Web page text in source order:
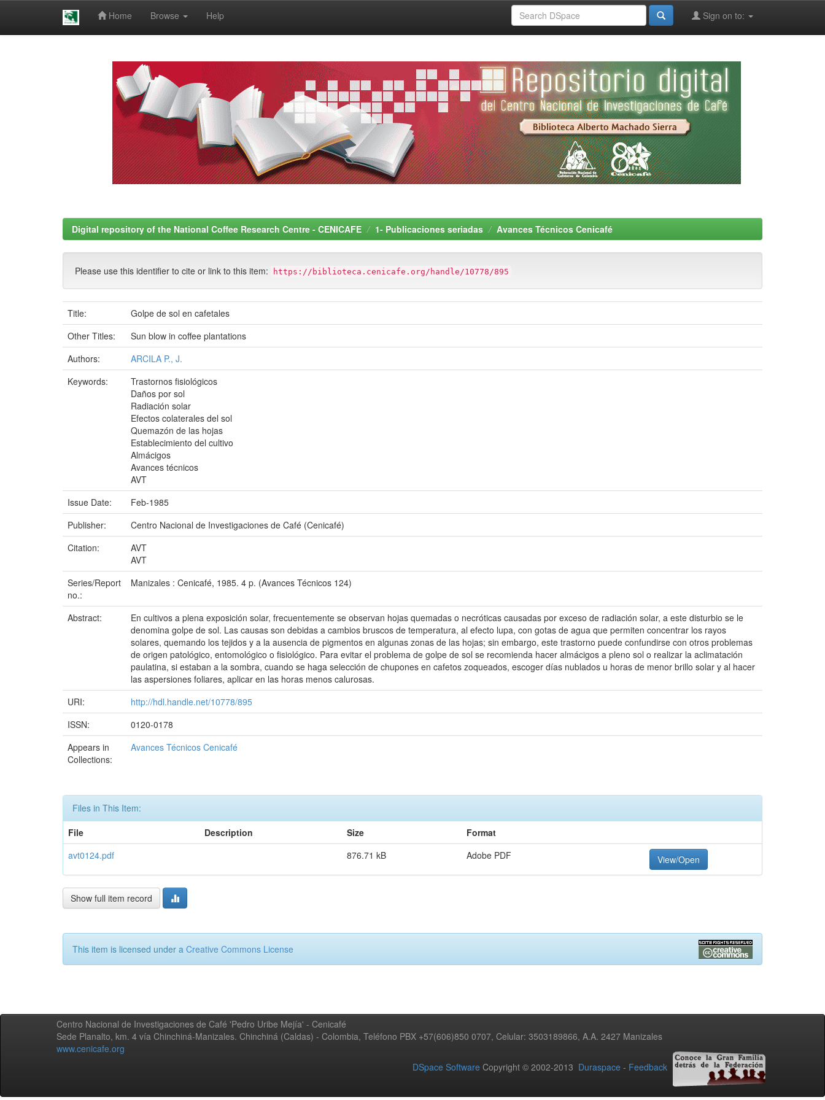
Home Browse Help Sign on to:
Digital repository of the National Coffee Research Centre - CENICAFE 1- Publicaciones seriadas Avances Técnicos Cenicafé
Please use this identifier to cite or link to this item: https://biblioteca.cenicafe.org/handle/10778/895
Title:
Golpe de sol en cafetales
Other Titles:
Sun blow in coffee plantations
Authors:
ARCILA P., J.
Keywords:
Trastornos fisiológicos
Daños por sol
Radiación solar
Efectos colaterales del sol
Quemazón de las hojas
Establecimiento del cultivo
Almácigos
Avances técnicos
AVT
Issue Date:
Feb-1985
Publisher:
Centro Nacional de Investigaciones de Café (Cenicafé)
Citation:
AVT
AVT
Series/Report
no.:
Manizales : Cenicafé, 1985. 4 p. (Avances Técnicos 124)
Abstract:
En cultivos a plena exposición solar, frecuentemente se observan hojas quemadas o necróticas causadas por exceso de radiación solar, a este disturbio se le
denomina golpe de sol. Las causas son debidas a cambios bruscos de temperatura, al efecto lupa, con gotas de agua que permiten concentrar los rayos
solares, quemando los tejidos y a la ausencia de pigmentos en algunas zonas de las hojas; sin embargo, este trastorno puede confundirse con otros problemas
de origen patológico, entomológico o fisiológico. Para evitar el problema de golpe de sol se recomienda hacer almácigos a pleno sol o realizar la aclimatación
paulatina, si estaban a la sombra, cuando se haga selección de chupones en cafetos zoqueados, escoger días nublados u horas de menor brillo solar y al hacer
las aspersiones foliares, aplicar en las horas menos calurosas.
URI:
http://hdl.handle.net/10778/895
ISSN:
0120-0178
Appears in
Collections:
Avances Técnicos Cenicafé
Files in This Item:
File
Description Size
Format
avt0124.pdf
876.71 kB Adobe PDF View/Open
Show full item record
This item is licensed under a Creative Commons License
Centro Nacional de Investigaciones de Café 'Pedro Uribe Mejía' - Cenicafé
Sede Planalto, km. 4 vía Chinchiná-Manizales. Chinchiná (Caldas) - Colombia, Teléfono PBX +57(606)850 0707, Celular: 3503189866, A.A. 2427 Manizales
www.cenicafe.org
DSpace Software Copyright © 2002-2013 Duraspace - Feedback